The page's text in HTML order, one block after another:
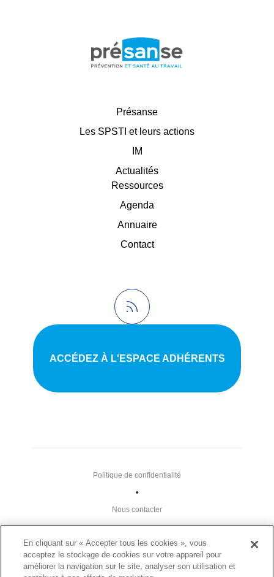
Présanse
Les SPSTI et leurs actions
IM
Actualités
Ressources
Agenda
Annuaire
Contact
ACCÉDEZ À L'ESPACE ADHÉRENTS
Liens utiles
•
Nous contacter
•
Politique de confidentialité
En cliquant sur « Accepter tous les cookies », vous
acceptez le stockage de cookies sur votre appareil pour
améliorer la navigation sur le site, analyser son utilisation et